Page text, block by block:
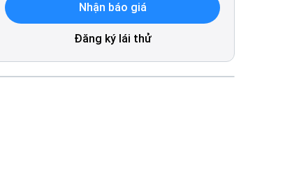
Nhận báo giá
Đăng ký lái thử